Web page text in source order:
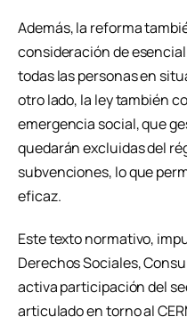
Además, la reforma
consideración de
todas las personas en
otro lado, la ley también
emergencia social, que
quedarán excluidas del
subvenciones, lo que
eficaz.
Este texto normativo,
Derechos Sociales,
activa participación del
articulado en torno al